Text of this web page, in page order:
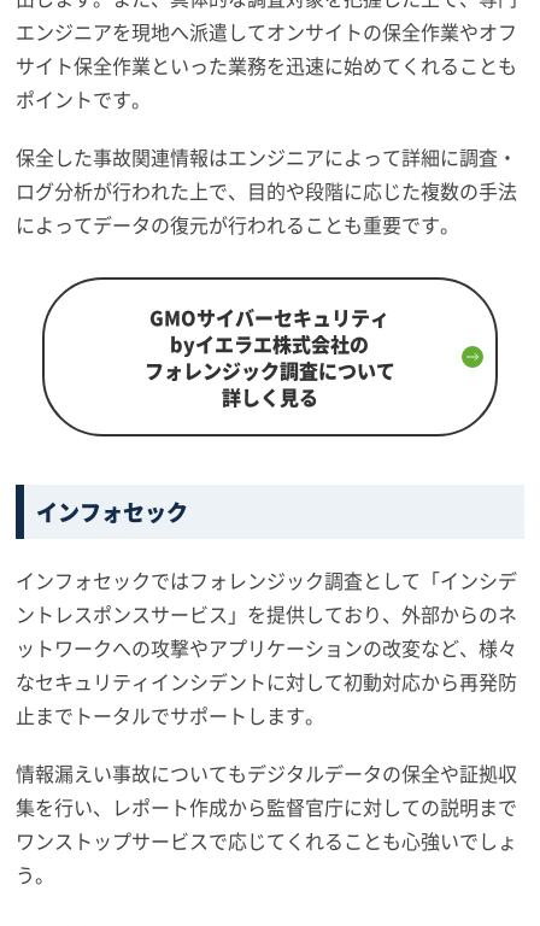
エンジニアを現地へ派遣してオンサイトの保全作業やオフ
サイト保全作業といった業務を迅速に始めてくれることも
ポイントです。
保全した事故関連情報はエンジニアによって詳細に調査・
ログ分析が行われた上で、目的や段階に応じた複数の手法
によってデータの復元が行われることも重要です。
GMOサイバーセキュリティ
byイエラエ株式会社の
フォレンジック調査について
詳しく見る
インフォセック
インフォセックではフォレンジック調査として「インシデ
ントレスポンスサービス」を提供しており、外部からのネ
ットワークへの攻撃やアプリケーションの改変など、様々
なセキュリティインシデントに対して初動対応から再発防
止までトータルでサポートします。
情報漏えい事故についてもデジタルデータの保全や証拠収
集を行い、レポート作成から監督官庁に対しての説明まで
ワンストップサービスで応じてくれることも心強いでしょ
う。